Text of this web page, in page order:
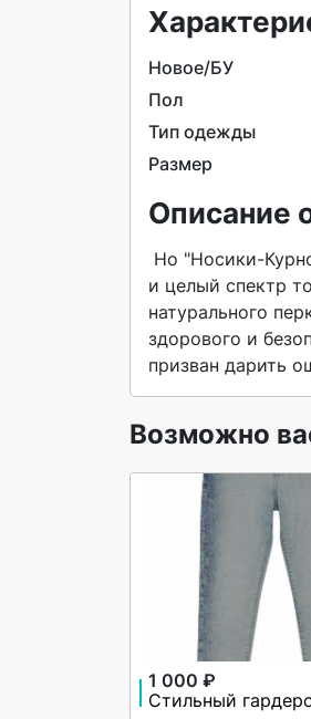
Новое/БУ
Пол
Тип одежды
Размер
Описание
и целый спектр
натурального
здорового и
призван дарить
Возможно
1 000 ₽